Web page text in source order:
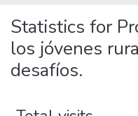
Statistics for
los jóvenes
desafíos.